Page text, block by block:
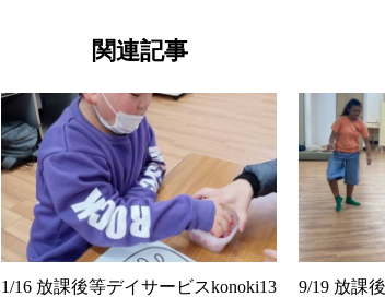
関連記事
1/16 放課後等デイサービスkonoki13
9/19 放課